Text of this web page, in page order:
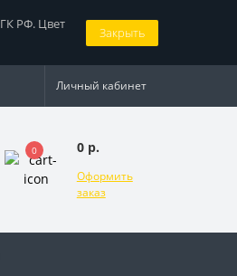
РФ. Цвет
Закрыть
Личный кабинет
0 0 р.
Оформить
заказ